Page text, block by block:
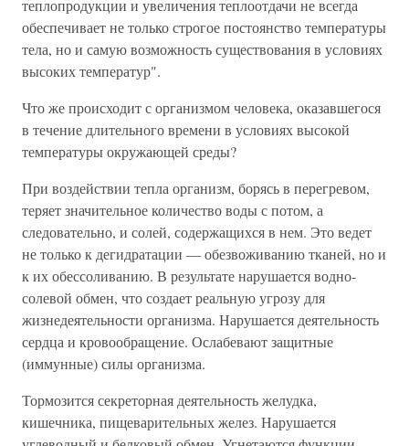
теплопродукции и увеличения теплоотдачи не всегда
обеспечивает не только строгое постоянство температуры
тела, но и самую возможность существования в условиях
высоких температур".
Что же происходит с организмом человека, оказавшегося
в течение длительного времени в условиях высокой
температуры окружающей среды?
При воздействии тепла организм, борясь в перегревом,
теряет значительное количество воды с потом, а
следовательно, и солей, содержащихся в нем. Это ведет
не только к дегидратации — обезвоживанию тканей, но и
к их обессоливанию. В результате нарушается водно-
солевой обмен, что создает реальную угрозу для
жизнедеятельности организма. Нарушается деятельность
сердца и кровообращение. Ослабевают защитные
(иммунные) силы организма.
Тормозится секреторная деятельность желудка,
кишечника, пищеварительных желез. Нарушается